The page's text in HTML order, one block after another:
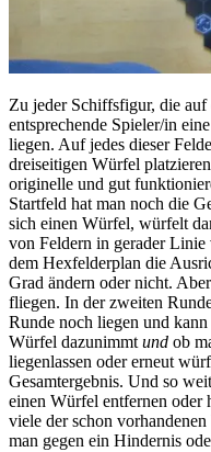
Zu jeder Schiffsfigur, die auf
entsprechende Spieler/in
liegen. Auf jedes dieser
dreiseitigen Würfel
originelle und gut
Startfeld hat man noch die
sich einen Würfel, würfelt
von Feldern in gerader
dem Hexfelderplan die
Grad ändern oder nicht.
fliegen. In der zweiten
Runde noch liegen und
Würfel dazunimmt und ob
liegenlassen oder erneut
Gesamtergebnis. Und so
einen Würfel entfernen oder
viele der schon
man gegen ein Hindernis